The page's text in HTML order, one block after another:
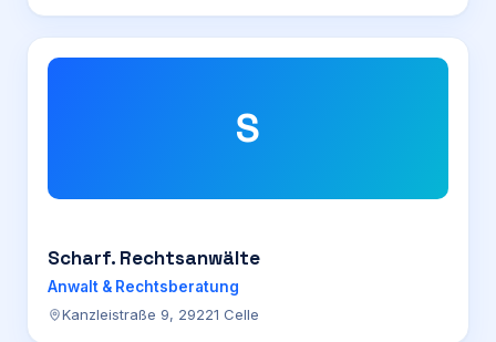
S
Scharf. Rechtsanwälte
Anwalt & Rechtsberatung
Kanzleistraße 9, 29221 Celle